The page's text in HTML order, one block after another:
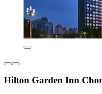
Hilton Garden Inn